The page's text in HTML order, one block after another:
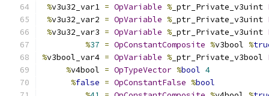
%v3u32_var1 = OpVariable % _ptr_Private_v3uint
%v3u32_var2 = OpVariable % _ptr_Private_v3uint
%v3u32_var3 = OpVariable % _ptr_Private_v3uint
%37 = OpConstantComposite %v3bool %
%v3bool_var4 = OpVariable % _ptr_Private_v3bool
%v4bool = OpTypeVector %bool 4
%false = OpConstantFalse %bool